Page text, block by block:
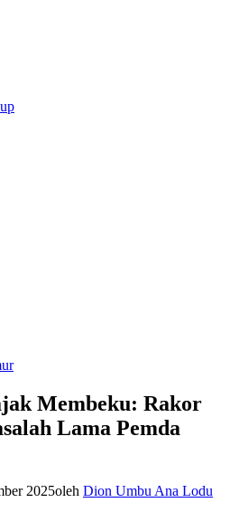
Membeku: Rakor
Lama Pemda
2025oleh Dion Umbu Ana Lodu